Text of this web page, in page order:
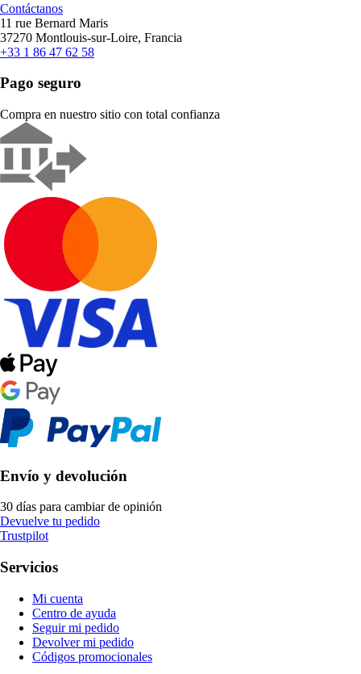
Contáctanos
11 rue Bernard Maris
37270 Montlouis-sur-Loire, Francia
+33 1 86 47 62 58
Pago seguro
Compra en nuestro sitio con total confianza
Envío y devolución
30 días para cambiar de opinión
Devuelve tu pedido
Trustpilot
Servicios
Mi cuenta
Centro de ayuda
Seguir mi pedido
Devolver mi pedido
Códigos promocionales